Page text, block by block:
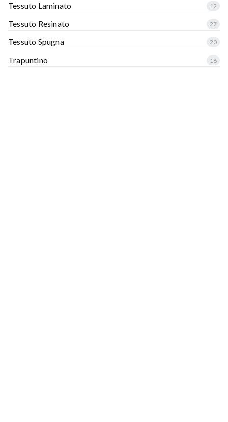
Tessuto Laminato 12
Tessuto Resinato 27
Tessuto Spugna 20
Trapuntino 16